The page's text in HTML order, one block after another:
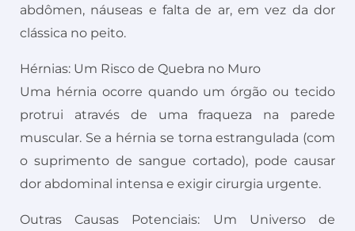
abdômen, náuseas e falta de ar, em vez da dor
clássica no peito.
Hérnias: Um Risco de Quebra no Muro
Uma hérnia ocorre quando um órgão ou tecido
protrui através de uma fraqueza na parede
muscular. Se a hérnia se torna estrangulada (com
o suprimento de sangue cortado), pode causar
dor abdominal intensa e exigir cirurgia urgente.
Outras Causas Potenciais: Um Universo de